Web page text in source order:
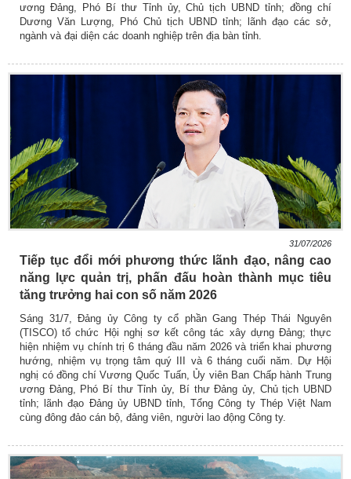
ương Đảng, Phó Bí thư Tỉnh ủy, Chủ tịch UBND tỉnh; đồng chí
Dương Văn Lượng, Phó Chủ tịch UBND tỉnh; lãnh đạo các sở,
ngành và đại diện các doanh nghiệp trên địa bàn tỉnh.
31/07/2026
Tiếp tục đổi mới phương thức lãnh đạo, nâng cao
năng lực quản trị, phấn đấu hoàn thành mục tiêu
tăng trưởng hai con số năm 2026
Sáng 31/7, Đảng ủy Công ty cổ phần Gang Thép Thái Nguyên
(TISCO) tổ chức Hội nghị sơ kết công tác xây dựng Đảng; thực
hiện nhiệm vụ chính trị 6 tháng đầu năm 2026 và triển khai phương
hướng, nhiệm vụ trọng tâm quý III và 6 tháng cuối năm. Dự Hội
nghị có đồng chí Vương Quốc Tuấn, Ủy viên Ban Chấp hành Trung
ương Đảng, Phó Bí thư Tỉnh ủy, Bí thư Đảng ủy, Chủ tịch UBND
tỉnh; lãnh đạo Đảng ủy UBND tỉnh, Tổng Công ty Thép Việt Nam
cùng đông đảo cán bộ, đảng viên, người lao động Công ty.